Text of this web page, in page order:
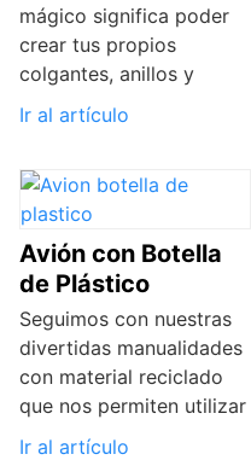
mágico significa poder
crear tus propios
colgantes, anillos y
Ir al artículo
Avión con Botella
de Plástico
Seguimos con nuestras
divertidas manualidades
con material reciclado
que nos permiten utilizar
Ir al artículo